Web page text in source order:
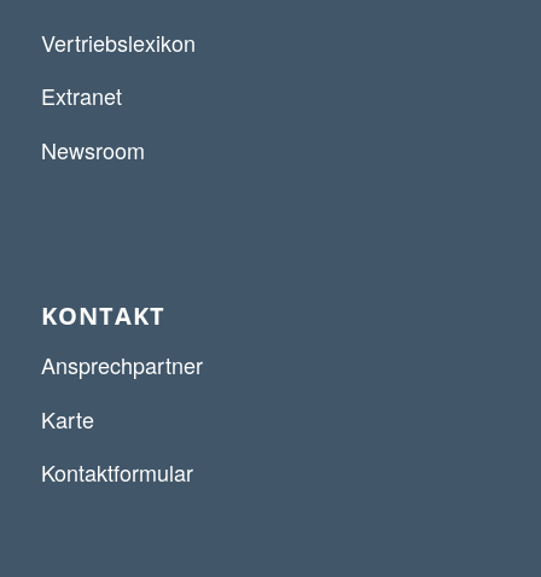
Vertriebslexikon
Extranet
Newsroom
KONTAKT
Ansprechpartner
Karte
Kontaktformular